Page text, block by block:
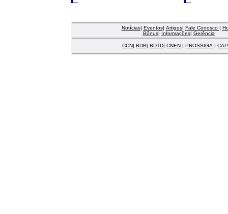
Notícias| Eventos| Artigos| Fale Conosco |
Bônus| Informações| Gerência
CCN| BDB| BDTD| CNEN | PROSSIGA |